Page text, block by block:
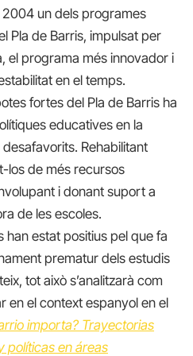
un dels programes
Pla de Barris, impulsat per
el programa més innovador i
en el temps.
fortes del Pla de Barris ha
educatives en la
Rehabilitant
los de més recursos
i donant suport a
de les escoles.
han estat positius pel que fa
prematur dels estudis
tot això s’analitzarà com
en el context espanyol en el
importa? Trayectorias
políticas en áreas